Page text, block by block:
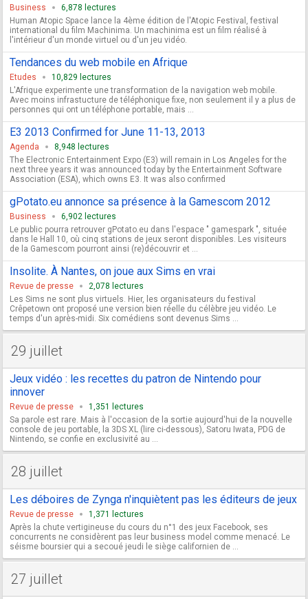
Business
6,878 lectures
Human Atopic Space lance la 4ème édition de l'Atopic Festival, festival
international du film Machinima. Un machinima est un film réalisé à
l'intérieur d'un monde virtuel ou d'un jeu vidéo.
Tendances du web mobile en Afrique
Etudes
10,829 lectures
L'Afrique experimente une transformation de la navigation web mobile.
Avec moins infrastucture de téléphonique fixe, non seulement il y a plus de
personnes qui ont un téléphone portable, mais ...
E3 2013 Confirmed for June 11-13, 2013
Agenda
8,948 lectures
The Electronic Entertainment Expo (E3) will remain in Los Angeles for the
next three years it was announced today by the Entertainment Software
Association (ESA), which owns E3. It was also confirmed
gPotato.eu annonce sa présence à la Gamescom 2012
Business
6,902 lectures
Le public pourra retrouver gPotato.eu dans l'espace " gamespark ", située
dans le Hall 10, où cinq stations de jeux seront disponibles. Les visiteurs
de la Gamescom pourront ainsi (re)découvrir et ...
Insolite. À Nantes, on joue aux Sims en vrai
Revue de presse
2,078 lectures
Les Sims ne sont plus virtuels. Hier, les organisateurs du festival
Crêpetown ont proposé une version bien réelle du célèbre jeu vidéo. Le
temps d'un après-midi. Six comédiens sont devenus Sims ...
29 juillet
Jeux vidéo : les recettes du patron de Nintendo pour
innover
Revue de presse
1,351 lectures
Sa parole est rare. Mais à l'occasion de la sortie aujourd'hui de la nouvelle
console de jeu portable, la 3DS XL (lire ci-dessous), Satoru Iwata, PDG de
Nintendo, se confie en exclusivité au ...
28 juillet
Les déboires de Zynga n'inquiètent pas les éditeurs de jeux
Revue de presse
1,371 lectures
Après la chute vertigineuse du cours du n°1 des jeux Facebook, ses
concurrents ne considèrent pas leur business model comme menacé. Le
séisme boursier qui a secoué jeudi le siège californien de ...
27 juillet